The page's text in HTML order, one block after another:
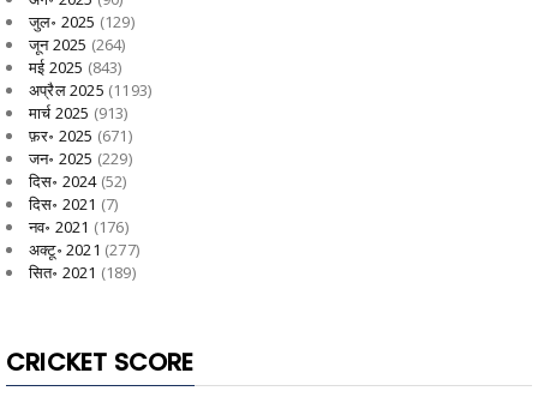
जुल॰ 2025 (129)
जून 2025 (264)
मई 2025 (843)
अप्रैल 2025 (1193)
मार्च 2025 (913)
फ़र॰ 2025 (671)
जन॰ 2025 (229)
दिस॰ 2024(52)
दिस॰ 2021 (7)
नव॰ 2021 (176)
अक्टू॰ 2021 (277)
सित॰ 2021 (189)
CRICKET SCORE